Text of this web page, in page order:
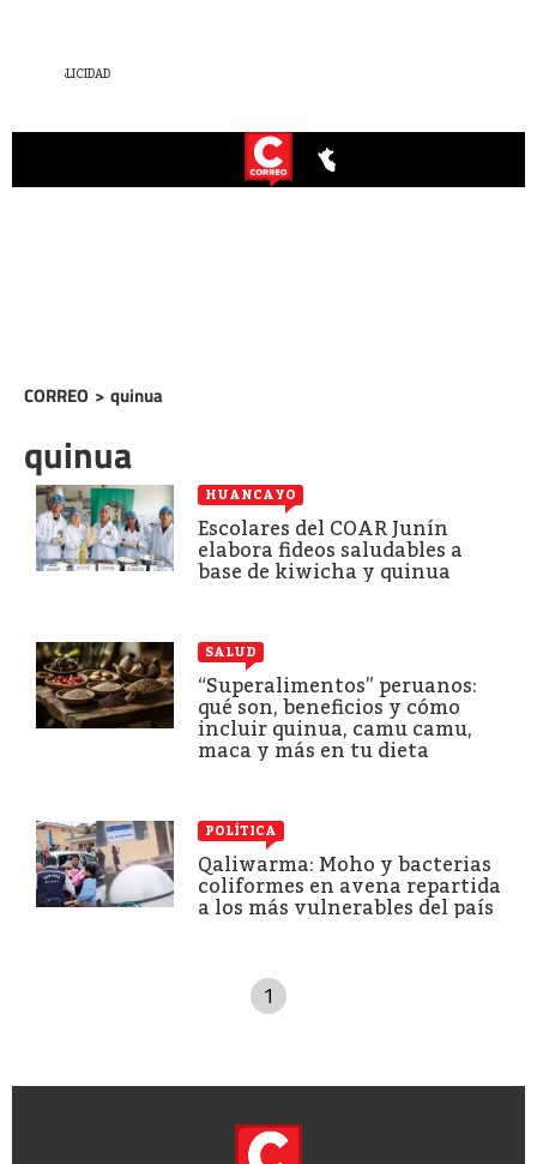
CORREO > quinua
quinua
HUANCAYO
Escolares del COAR Junín
elabora fideos saludables a
base de kiwicha y quinua
SALUD
“Superalimentos” peruanos:
qué son, beneficios y cómo
incluir quinua, camu camu,
maca y más en tu dieta
POLÍTICA
Qaliwarma: Moho y bacterias
coliformes en avena repartida
a los más vulnerables del país
1